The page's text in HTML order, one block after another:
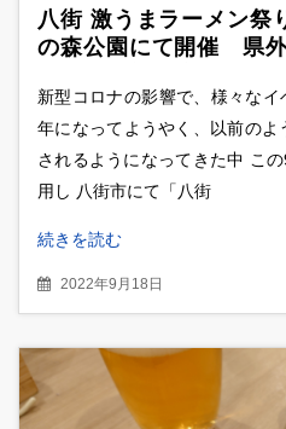
八街 激うまラーメン祭
の森公園にて開催 県
新型コロナの影響で、様々な
年になってようやく、以前の
されるようになってきた中 こ
用し 八街市にて「八街
続きを読む
2022年9月18日